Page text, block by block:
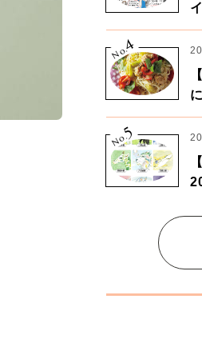
ロングカーディガン
No.
4
No.
5